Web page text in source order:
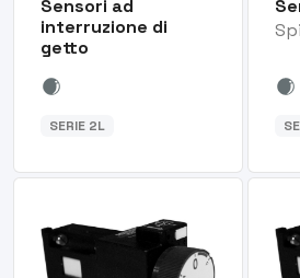
Sensori ad
interruzione di
getto
SERIE 2L